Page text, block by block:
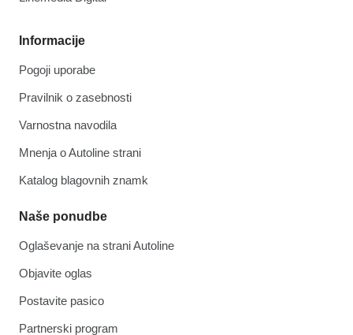
Informacije
Pogoji uporabe
Pravilnik o zasebnosti
Varnostna navodila
Mnenja o Autoline strani
Katalog blagovnih znamk
Naše ponudbe
Oglaševanje na strani Autoline
Objavite oglas
Postavite pasico
Partnerski program